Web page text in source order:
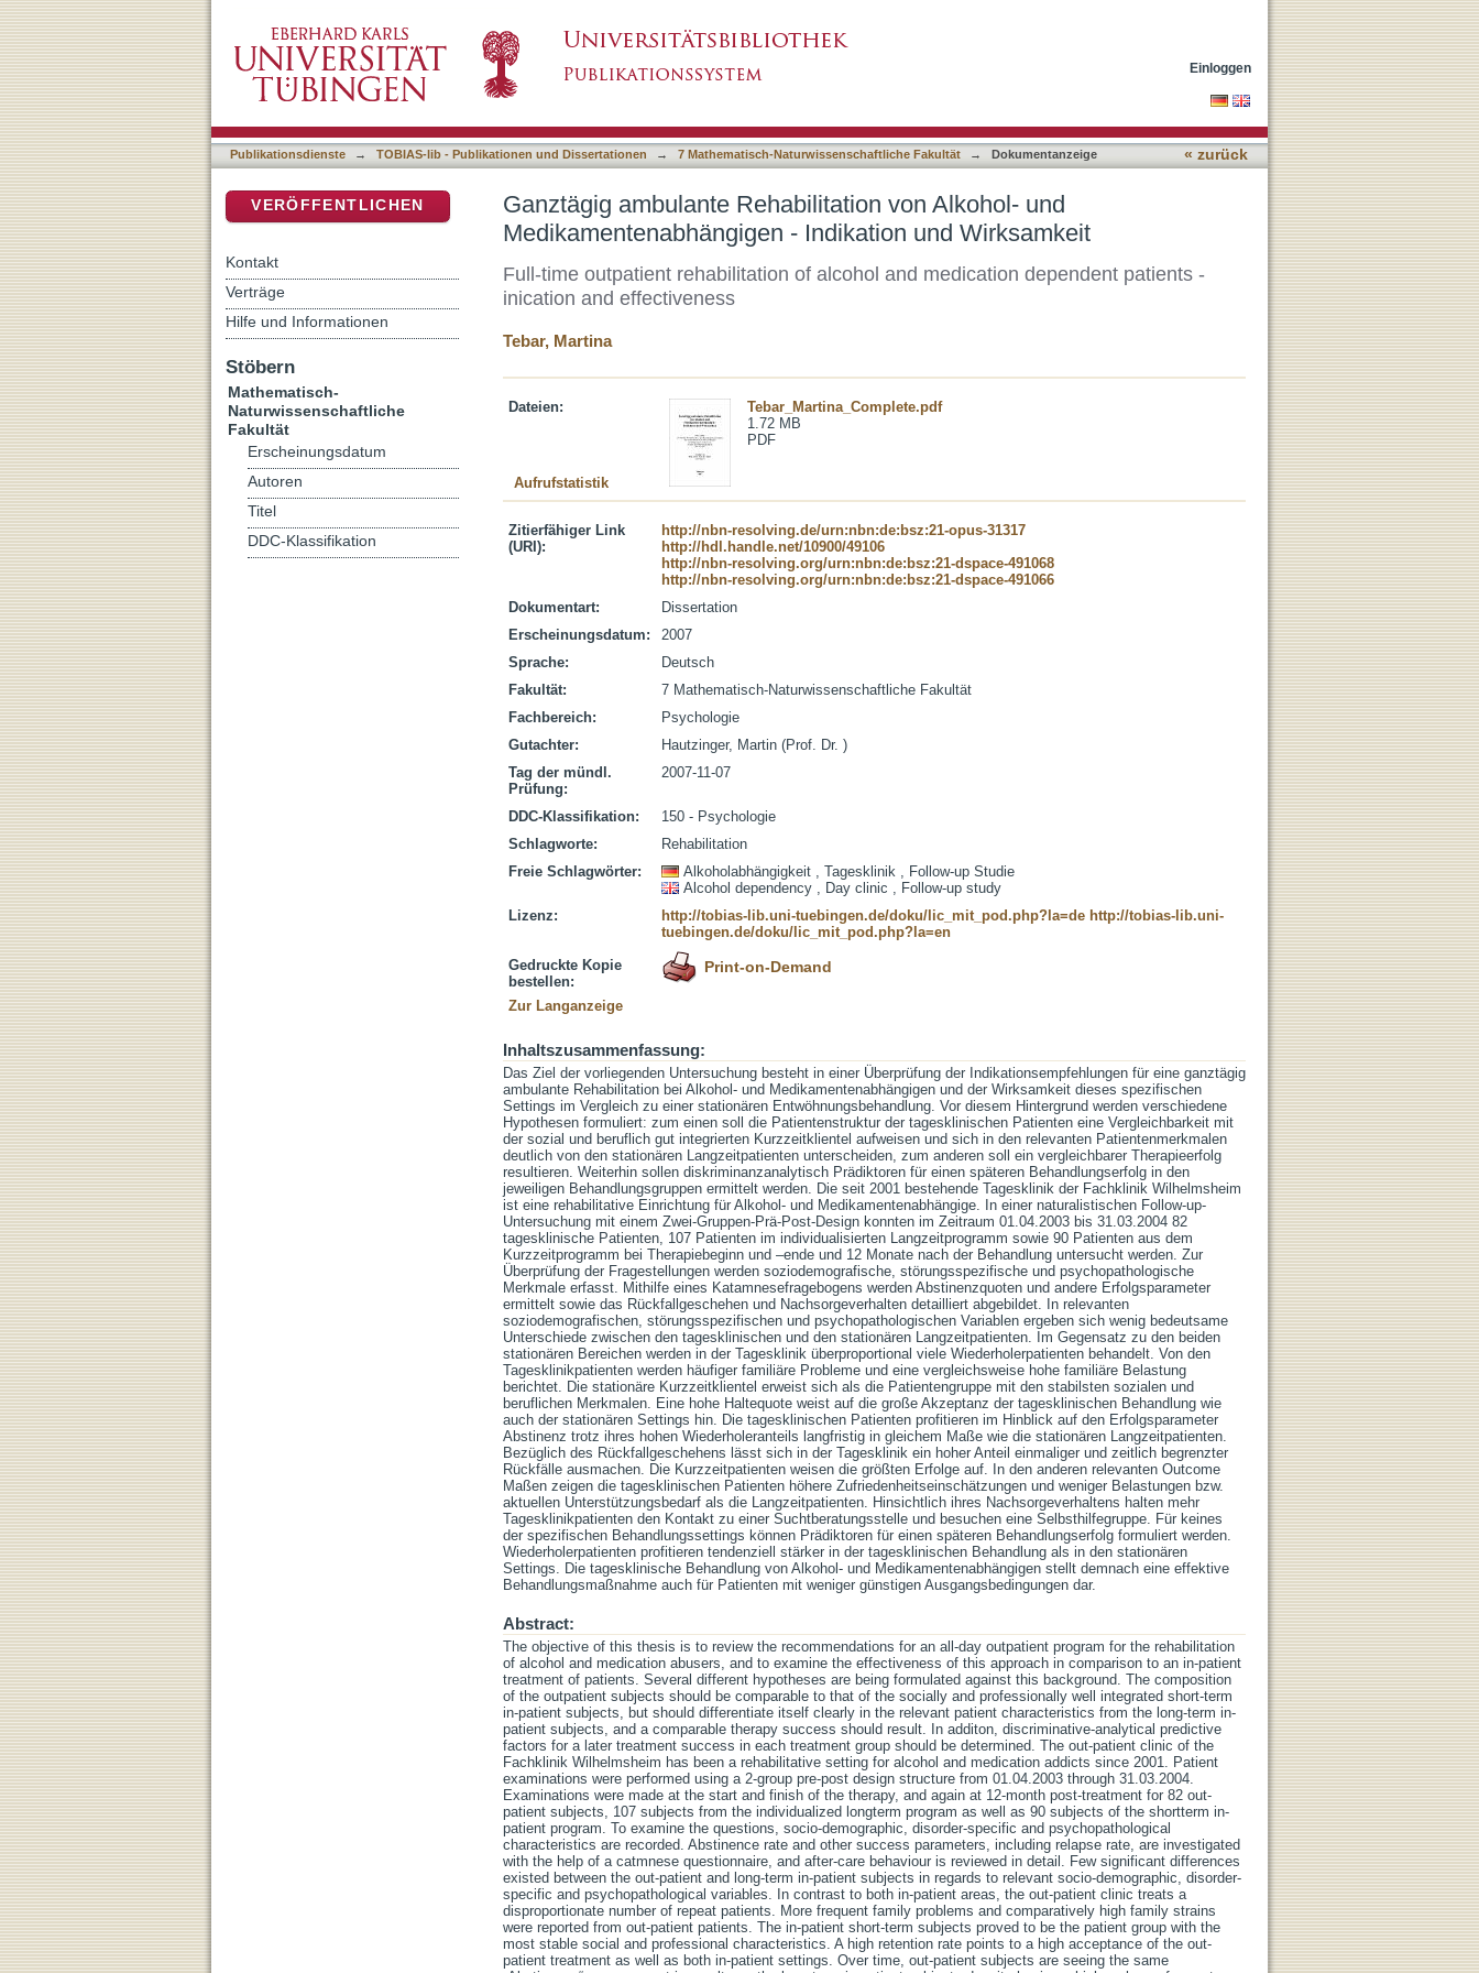
Wirksamkeit
Einloggen
Publikationsdienste → TOBIAS-lib - Publikationen und Dissertationen → 7 Mathematisch-Naturwissenschaftliche Fakultät → Dokumentanzeige « zurück
Ganztägig ambulante Rehabilitation von Alkohol- und
Medikamentenabhängigen - Indikation und Wirksamkeit
Full-time outpatient rehabilitation of alcohol and medication dependent patients -
inication and effectiveness
Tebar, Martina
Dateien:
Tebar_Martina_Complete.pdf
1.72 MB
PDF
Aufrufstatistik
Zitierfähiger Link
(URI):
http://nbn-resolving.de/urn:nbn:de:bsz:21-opus-31317
http://hdl.handle.net/10900/49106
http://nbn-resolving.org/urn:nbn:de:bsz:21-dspace-491068
http://nbn-resolving.org/urn:nbn:de:bsz:21-dspace-491066
Dokumentart:
Dissertation
Erscheinungsdatum:
2007
Sprache:
Deutsch
Fakultät:
7 Mathematisch-Naturwissenschaftliche Fakultät
Fachbereich:
Psychologie
Gutachter:
Hautzinger, Martin (Prof. Dr. )
Tag der mündl.
Prüfung:
2007-11-07
DDC-Klassifikation:
150 - Psychologie
Schlagworte:
Rehabilitation
Freie Schlagwörter:
Alkoholabhängigkeit , Tagesklinik , Follow-up Studie
Alcohol dependency , Day clinic , Follow-up study
Lizenz:
http://tobias-lib.uni-tuebingen.de/doku/lic_mit_pod.php?la=de http://tobias-lib.uni-
tuebingen.de/doku/lic_mit_pod.php?la=en
Gedruckte Kopie
bestellen:
Print-on-Demand
Zur Langanzeige
Inhaltszusammenfassung:
Das Ziel der vorliegenden Untersuchung besteht in einer Überprüfung der Indikationsempfehlungen für eine ganztägig
ambulante Rehabilitation bei Alkohol- und Medikamentenabhängigen und der Wirksamkeit dieses spezifischen
Settings im Vergleich zu einer stationären Entwöhnungsbehandlung. Vor diesem Hintergrund werden verschiedene
Hypothesen formuliert: zum einen soll die Patientenstruktur der tagesklinischen Patienten eine Vergleichbarkeit mit
der sozial und beruflich gut integrierten Kurzzeitklientel aufweisen und sich in den relevanten Patientenmerkmalen
deutlich von den stationären Langzeitpatienten unterscheiden, zum anderen soll ein vergleichbarer Therapieerfolg
resultieren. Weiterhin sollen diskriminanzanalytisch Prädiktoren für einen späteren Behandlungserfolg in den
jeweiligen Behandlungsgruppen ermittelt werden. Die seit 2001 bestehende Tagesklinik der Fachklinik Wilhelmsheim
ist eine rehabilitative Einrichtung für Alkohol- und Medikamentenabhängige. In einer naturalistischen Follow-up-
Untersuchung mit einem Zwei-Gruppen-Prä-Post-Design konnten im Zeitraum 01.04.2003 bis 31.03.2004 82
tagesklinische Patienten, 107 Patienten im individualisierten Langzeitprogramm sowie 90 Patienten aus dem
Kurzzeitprogramm bei Therapiebeginn und –ende und 12 Monate nach der Behandlung untersucht werden. Zur
Überprüfung der Fragestellungen werden soziodemografische, störungsspezifische und psychopathologische
Merkmale erfasst. Mithilfe eines Katamnesefragebogens werden Abstinenzquoten und andere Erfolgsparameter
ermittelt sowie das Rückfallgeschehen und Nachsorgeverhalten detailliert abgebildet. In relevanten
soziodemografischen, störungsspezifischen und psychopathologischen Variablen ergeben sich wenig bedeutsame
Unterschiede zwischen den tagesklinischen und den stationären Langzeitpatienten. Im Gegensatz zu den beiden
stationären Bereichen werden in der Tagesklinik überproportional viele Wiederholerpatienten behandelt. Von den
Tagesklinikpatienten werden häufiger familiäre Probleme und eine vergleichsweise hohe familiäre Belastung
berichtet. Die stationäre Kurzzeitklientel erweist sich als die Patientengruppe mit den stabilsten sozialen und
beruflichen Merkmalen. Eine hohe Haltequote weist auf die große Akzeptanz der tagesklinischen Behandlung wie
auch der stationären Settings hin. Die tagesklinischen Patienten profitieren im Hinblick auf den Erfolgsparameter
Abstinenz trotz ihres hohen Wiederholeranteils langfristig in gleichem Maße wie die stationären Langzeitpatienten.
Bezüglich des Rückfallgeschehens lässt sich in der Tagesklinik ein hoher Anteil einmaliger und zeitlich begrenzter
Rückfälle ausmachen. Die Kurzzeitpatienten weisen die größten Erfolge auf. In den anderen relevanten Outcome
Maßen zeigen die tagesklinischen Patienten höhere Zufriedenheitseinschätzungen und weniger Belastungen bzw.
aktuellen Unterstützungsbedarf als die Langzeitpatienten. Hinsichtlich ihres Nachsorgeverhaltens halten mehr
Tagesklinikpatienten den Kontakt zu einer Suchtberatungsstelle und besuchen eine Selbsthilfegruppe. Für keines
der spezifischen Behandlungssettings können Prädiktoren für einen späteren Behandlungserfolg formuliert werden.
Wiederholerpatienten profitieren tendenziell stärker in der tagesklinischen Behandlung als in den stationären
Settings. Die tagesklinische Behandlung von Alkohol- und Medikamentenabhängigen stellt demnach eine effektive
Behandlungsmaßnahme auch für Patienten mit weniger günstigen Ausgangsbedingungen dar.
Abstract:
The objective of this thesis is to review the recommendations for an all-day outpatient program for the rehabilitation
of alcohol and medication abusers, and to examine the effectiveness of this approach in comparison to an in-patient
treatment of patients. Several different hypotheses are being formulated against this background. The composition
of the outpatient subjects should be comparable to that of the socially and professionally well integrated short-term
in-patient subjects, but should differentiate itself clearly in the relevant patient characteristics from the long-term in-
patient subjects, and a comparable therapy success should result. In additon, discriminative-analytical predictive
factors for a later treatment success in each treatment group should be determined. The out-patient clinic of the
Fachklinik Wilhelmsheim has been a rehabilitative setting for alcohol and medication addicts since 2001. Patient
examinations were performed using a 2-group pre-post design structure from 01.04.2003 through 31.03.2004.
Examinations were made at the start and finish of the therapy, and again at 12-month post-treatment for 82 out-
patient subjects, 107 subjects from the individualized longterm program as well as 90 subjects of the shortterm in-
patient program. To examine the questions, socio-demographic, disorder-specific and psychopathological
characteristics are recorded. Abstinence rate and other success parameters, including relapse rate, are investigated
with the help of a catmnese questionnaire, and after-care behaviour is reviewed in detail. Few significant differences
existed between the out-patient and long-term in-patient subjects in regards to relevant socio-demographic, disorder-
specific and psychopathological variables. In contrast to both in-patient areas, the out-patient clinic treats a
disproportionate number of repeat patients. More frequent family problems and comparatively high family strains
were reported from out-patient patients. The in-patient short-term subjects proved to be the patient group with the
most stable social and professional characteristics. A high retention rate points to a high acceptance of the out-
patient treatment as well as both in-patient settings. Over time, out-patient subjects are seeing the same
VERÖFFENTLICHEN
Kontakt
Verträge
Hilfe und Informationen
Stöbern
Mathematisch-
Naturwissenschaftliche
Fakultät
Erscheinungsdatum
Autoren
Titel
DDC-Klassifikation